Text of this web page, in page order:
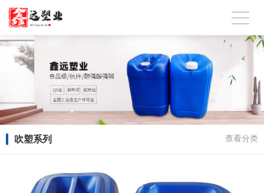
吹塑系列 查看分类